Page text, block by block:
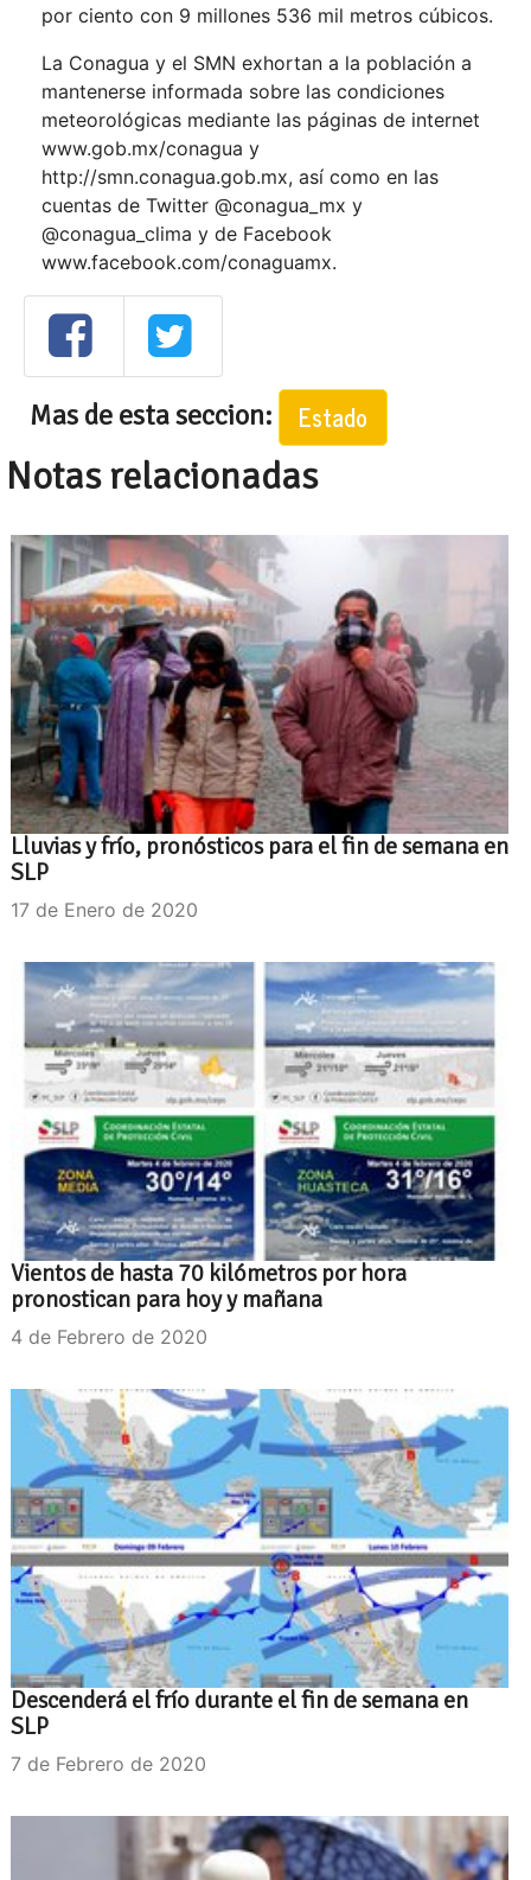
por ciento con 9 millones 536 mil metros cúbicos.
La Conagua y el SMN exhortan a la población a
mantenerse informada sobre las condiciones
meteorológicas mediante las páginas de internet
www.gob.mx/conagua y
http://smn.conagua.gob.mx, así como en las
cuentas de Twitter @conagua_mx y
@conagua_clima y de Facebook
www.facebook.com/conaguamx.
Mas de esta seccion: Estado
Notas relacionadas
Lluvias y frío, pronósticos para el fin de semana en
SLP
17 de Enero de 2020
Vientos de hasta 70 kilómetros por hora
pronostican para hoy y mañana
4 de Febrero de 2020
Descenderá el frío durante el fin de semana en
SLP
7 de Febrero de 2020